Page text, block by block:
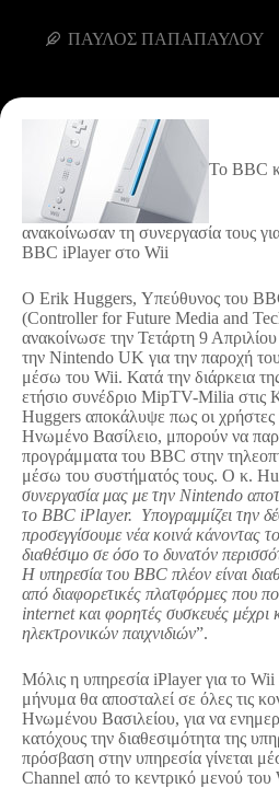
ΠΑΥΛΟΣ ΠΑΠΑΠΑΥΛΟΥ
To BBC
ανακοίνωσαν τη συνεργασία τους
BBC iPlayer στο Wii
Ο Erik Huggers, Υπεύθυνος του
(Controller for Future Media and
ανακοίνωσε την Τετάρτη 9
την Nintendo UK για την παροχή
μέσω του Wii. Κατά την διάρκεια
ετήσιο συνέδριο MipTV-Milia στις
Huggers αποκάλυψε πως οι
Ηνωμένο Βασίλειο, μπορούν να
προγράμματα του BBC στην
μέσω του συστήματός τους. Ο κ.
συνεργασία μας με την Nintendo
το BBC iPlayer. Υπογραμμίζει την
προσεγγίσουμε νέα κοινά κάνοντας
διαθέσιμο σε όσο το δυνατόν
Η υπηρεσία του BBC πλέον είναι
από διαφορετικές πλατφόρμες που
internet και φορητές συσκευές μέχρι
ηλεκτρονικών παιχνιδιών”.
Μόλις η υπηρεσία iPlayer για το Wii
μήνυμα θα αποσταλεί σε όλες τις
Ηνωμένου Βασιλείου, για να
κατόχους την διαθεσιμότητα της
πρόσβαση στην υπηρεσία γίνεται
Channel από το κεντρικό μενού του